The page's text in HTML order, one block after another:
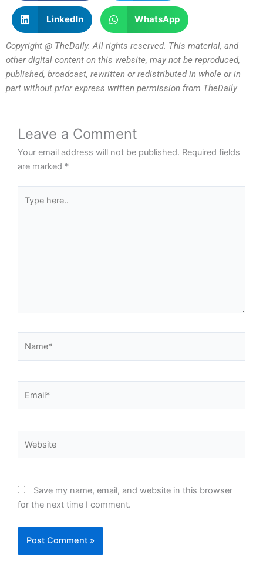
LinkedIn WhatsApp
Copyright @ TheDaily. All rights reserved. This material, and
other digital content on this website, may not be reproduced,
published, broadcast, rewritten or redistributed in whole or in
part without prior express written permission from TheDaily
Leave a Comment
Your email address will not be published. Required fields
are marked *
here..
Save my name, email, and website in this browser
for the next time I comment.